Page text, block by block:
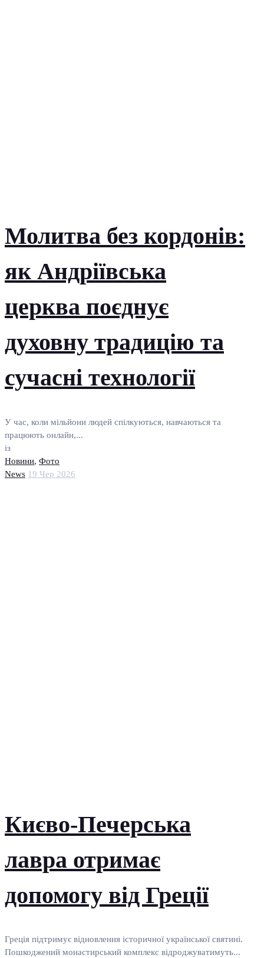
Молитва без кордонів:
як Андріївська
церква поєднує
духовну традицію та
сучасні технології
У час, коли мільйони людей спілкуються, навчаються та
працюють онлайн,...
із
Новини, Фото
News 19 Чер 2026
Києво-Печерська
лавра отримає
допомогу від Греції
Греція підтримує відновлення історичної української святині.
Пошкоджений монастирський комплекс відроджуватимуть...